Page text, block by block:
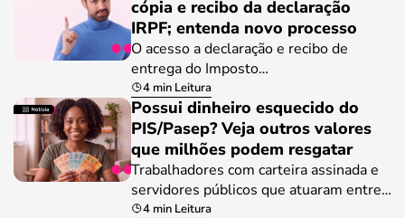
cópia e recibo da declaração
IRPF; entenda novo processo
O acesso a declaração e recibo de
entrega do Imposto…
4 min Leitura
Possui dinheiro esquecido do
PIS/Pasep? Veja outros valores
que milhões podem resgatar
Trabalhadores com carteira assinada e
servidores públicos que atuaram entre…
4 min Leitura